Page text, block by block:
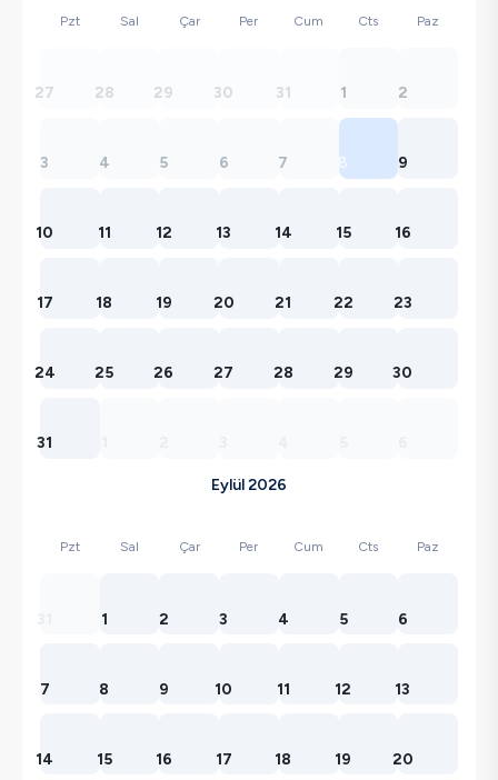
Pzt Sal Çar Per Cum Cts Paz
27 28 29 30 31 1 2
3 4 5 6 7 8 9
10 11 12 13 14 15 16
17 18 19 20 21 22 23
24 25 26 27 28 29 30
31
Eylül 2026
Pzt Sal Çar Per Cum Cts Paz
1 2 3 4 5 6
7 8 9 10 11 12 13
14 15 16 17 18 19 20